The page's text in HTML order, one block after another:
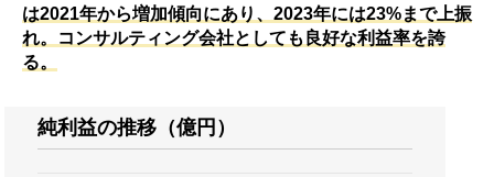
は2021年から増加傾向にあり、2023年には23%まで上振
れ。コンサルティング会社としても良好な利益率を誇
る。
純利益の推移（億円）